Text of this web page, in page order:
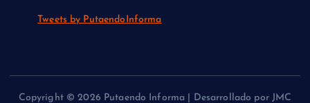
Tweets by PutaendoInforma
Copyright © 2026 Putaendo Informa | Desarrollado por JMC